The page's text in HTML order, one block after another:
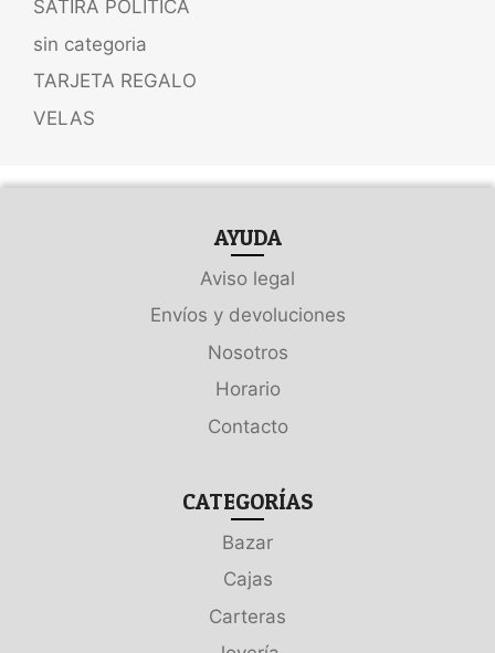
SÁTIRA POLÍTICA
sin categoria
TARJETA REGALO
VELAS
AYUDA
Aviso legal
Envíos y devoluciones
Nosotros
Horario
Contacto
CATEGORÍAS
Bazar
Cajas
Carteras